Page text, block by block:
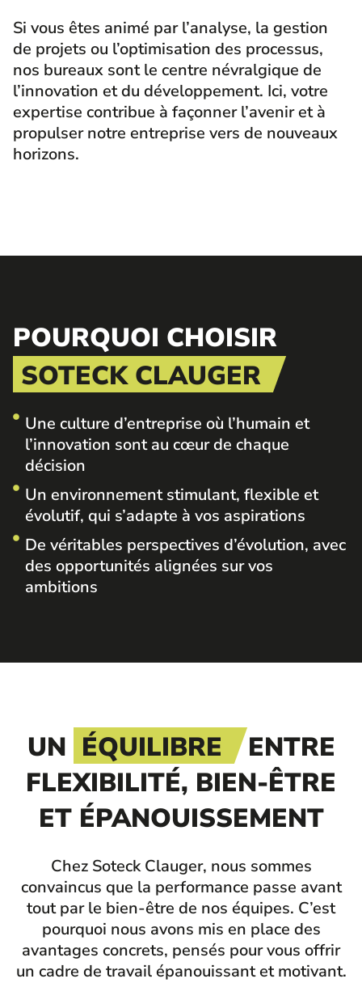
Si vous êtes animé par l’analyse, la gestion
de projets ou l’optimisation des processus,
nos bureaux sont le centre névralgique de
l’innovation et du développement. Ici, votre
expertise contribue à façonner l’avenir et à
propulser notre entreprise vers de nouveaux
horizons.
POURQUOI CHOISIR
SOTECK CLAUGER
Une culture d’entreprise où l’humain et
l’innovation sont au cœur de chaque
décision
Un environnement stimulant, flexible et
évolutif, qui s’adapte à vos aspirations
De véritables perspectives d’évolution, avec
des opportunités alignées sur vos
ambitions
UN ÉQUILIBRE
ENTRE
FLEXIBILITÉ, BIEN-ÊTRE
ET ÉPANOUISSEMENT
Chez Soteck Clauger, nous sommes
convaincus que la performance passe avant
tout par le bien-être de nos équipes. C’est
pourquoi nous avons mis en place des
avantages concrets, pensés pour vous offrir
un cadre de travail épanouissant et motivant.